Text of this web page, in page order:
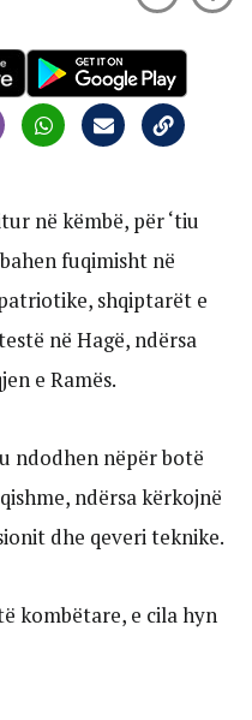
në këmbë, për ‘tiu
fuqimisht në
shqiptarët e
në Hagë, ndërsa
e Ramës.
ndodhen nëpër botë
ndërsa kërkojnë
dhe qeveri teknike.
kombëtare, e cila hyn